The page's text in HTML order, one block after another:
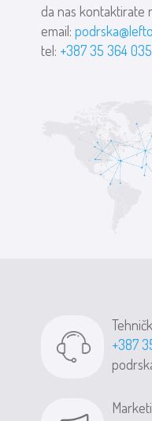
da nas kontaktirate
email:
tel: +387 35 364 035
+387